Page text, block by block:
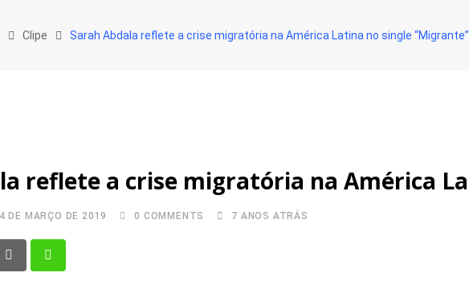
Clipe Sarah Abdala reflete a crise migratória na América Latina no single “Migrante”
reflete a crise migratória na América
DE MARÇO DE 2019 0 COMMENTS 7 ANOS ATRÁS